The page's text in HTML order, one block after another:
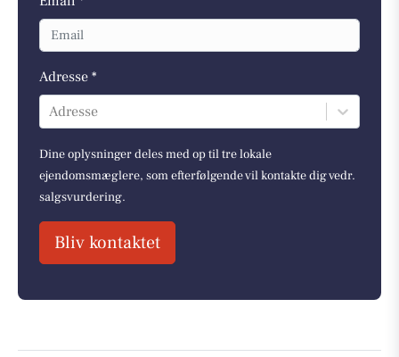
Adresse *
Adresse
Dine oplysninger deles med op til tre lokale
ejendomsmæglere, som efterfølgende vil kontakte dig vedr.
salgsvurdering.
Bliv kontaktet